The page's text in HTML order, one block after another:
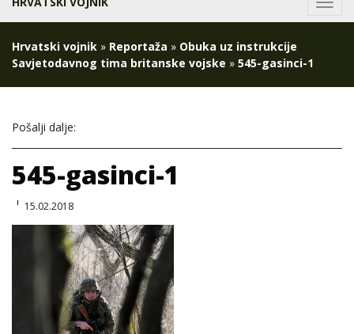
Hrvatski vojnik » Reportaža » Obuka uz instrukcije
Savjetodavnog tima britanske vojske » 545-gasinci-1
Pošalji dalje:
545-gasinci-1
15.02.2018